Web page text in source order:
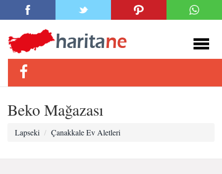
Beko Mağazası
Lapseki Çanakkale Ev Aletleri